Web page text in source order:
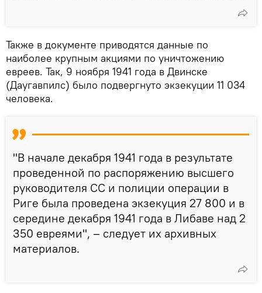
Также в документе приводятся данные по
наиболее крупным акциями по уничтожению
евреев. Так, 9 ноября 1941 года в Двинске
(Даугавпилс) было подвергнуто экзекуции 11 034
человека.
"В начале декабря 1941 года в результате
проведенной по распоряжению высшего
руководителя СС и полиции операции в
Риге была проведена экзекуция 27 800 и в
середине декабря 1941 года в Либаве над 2
350 евреями", – следует их архивных
материалов.